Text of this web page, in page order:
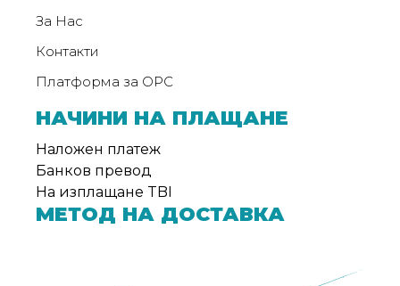
За Нас
Контакти
Платформа за ОРС
НАЧИНИ НА ПЛАЩАНЕ
Наложен платеж
Банков превод
На изплащане TBI
МЕТОД НА ДОСТАВКА